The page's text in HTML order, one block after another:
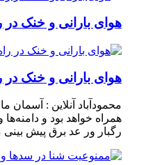
هوای بارانی و خنک در
هوای بارانی و خنک در
محمودآباد آنلاین : آسمان
همراه خواهد بود و دامنه‌ها
رگبار ور عد برق پیش